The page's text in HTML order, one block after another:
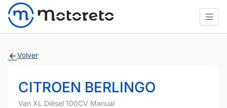
Volver
CITROEN BERLINGO
Van XL Diésel 100CV Manual